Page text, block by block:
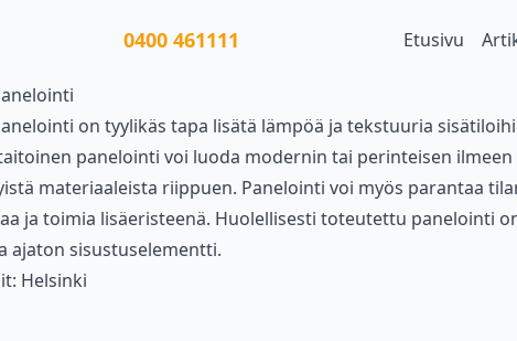
0400 461111 Etusivu
on tyylikäs tapa lisätä lämpöä ja tekstuuria
panelointi voi luoda modernin tai perinteisen ilmeen
materiaaleista riippuen. Panelointi voi myös parantaa
ja toimia lisäeristeenä. Huolellisesti toteutettu panelointi
ajaton sisustuselementti.
Helsinki